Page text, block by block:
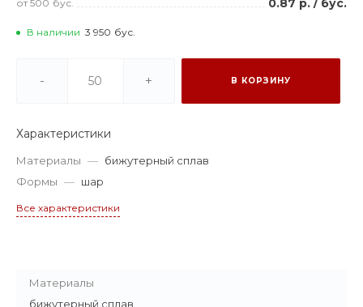
от 500 бус. 0.87 р. / бус.
В наличии 3 950 бус.
- + В КОРЗИНУ
Характеристики
Материалы — бижутерный сплав
Формы — шар
Все характеристики
Материалы
бижутерный сплав